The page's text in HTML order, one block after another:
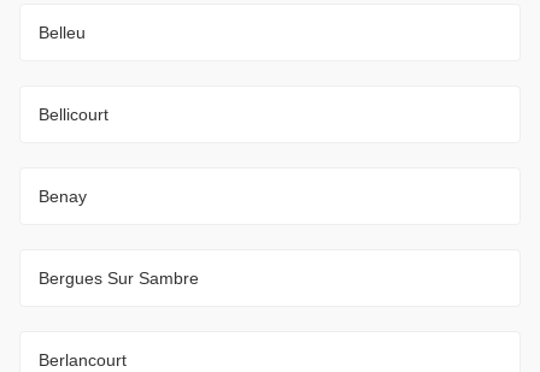
Belleu
Bellicourt
Benay
Bergues Sur Sambre
Berlancourt